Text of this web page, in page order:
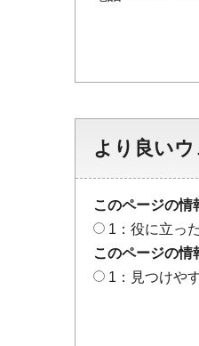
より良い
このページの情
1：役に立った
このページの情
1：見つけや